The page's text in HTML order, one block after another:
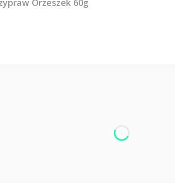
Orzeszek 60g